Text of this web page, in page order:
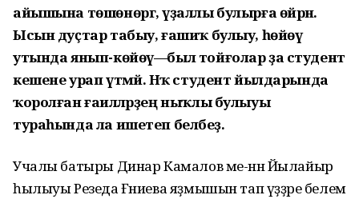
айышына төшөнөргә, үҙаллы булырға өйрәнә.
Ысын дуҫтар табыу, ғашиҡ булыу, һөйөү
утында янып-көйөү—был тойғолар ҙа студент
кешене урап үтмәй. Нәҡ студент йылдарында
ҡоролған ғаиләләрҙең ныҡлы булыуы
тураһында ла ишетеп беләбеҙ.
Учалы батыры Динар Камалов ме-нән Йылайыр
һылыуы Резеда Ғәниева яҙмышын тап үҙҙәре белем